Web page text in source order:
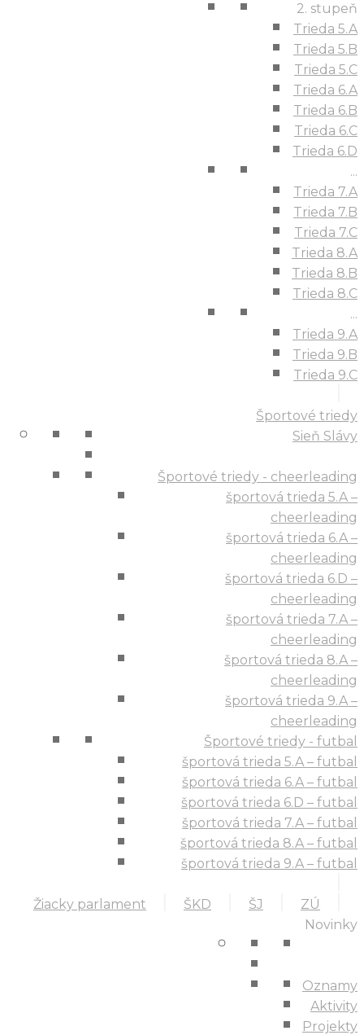
2. stupeň
Trieda 5.A
Trieda 5.B
Trieda 5.C
Trieda 6.A
Trieda 6.B
Trieda 6.C
Trieda 6.D
...
Trieda 7.A
Trieda 7.B
Trieda 7.C
Trieda 8.A
Trieda 8.B
Trieda 8.C
...
Trieda 9.A
Trieda 9.B
Trieda 9.C
Športové triedy
Sieň Slávy
Športové triedy - cheerleading
športová trieda 5.A –
cheerleading
športová trieda 6.A –
cheerleading
športová trieda 6.D –
cheerleading
športová trieda 7.A –
cheerleading
športová trieda 8.A –
cheerleading
športová trieda 9.A –
cheerleading
Športové triedy - futbal
športová trieda 5.A – futbal
športová trieda 6.A – futbal
športová trieda 6.D – futbal
športová trieda 7.A – futbal
športová trieda 8.A – futbal
športová trieda 9.A – futbal
Žiacky parlament ŠKD ŠJ ZÚ
Novinky
Oznamy
Aktivity
Projekty